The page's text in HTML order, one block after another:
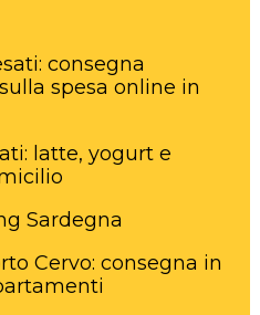
consegna
spesa online in
latte, yogurt e
Sardegna
Cervo: consegna in